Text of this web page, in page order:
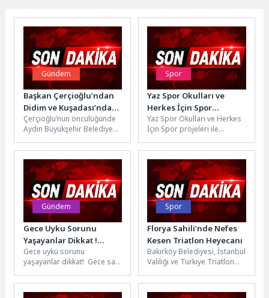
Gündem
Başkan Çerçioğlu’ndan
Didim ve Kuşadası’nda
Bayram Çalışması
Çerçioğlu’nun öncülüğünde
Aydın Büyükşehir Belediyesi
öncesinde gerçekleştirilen
çalışmalar devam
ediyor.Aydın Büyükşehir
Belediyesi...
Spor
Yaz Spor Okulları ve
Herkes İçin Spor
programları başlıyor
Yaz Spor Okulları ve Herkes
İçin Spor projeleri ile
masa tenisinden birçok
farklı...
Gündem
Gece Uyku Sorunu
Yaşayanlar Dikkat !
Sebebi Tabağınız !
Gece uyku sorunu
yaşayanlar dikkat! Gece saat
uykuya geçmekte zorlanıyor
musunuz?...
Spor
Florya Sahili’nde Nefes
Kesen Triatlon Heyecanı
Bakırköy Belediyesi, İstanbul
Valiliği ve Türkiye Triatlon
Florya Sahili’nde Sprint
Triatlon yarışması...